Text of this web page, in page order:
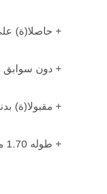
+ حاصلا(ة) على
+ دون سوابق
+ مقبولا(ة)
+ طوله 1.70 متر على الأقل بالنسبة لفئة الذكور و1,65 متر على الأقل بالنسبة لفئة الإناث.